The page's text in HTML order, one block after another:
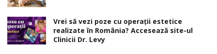
Vrei să vezi poze cu operații estetice
realizate în România? Accesează site-ul
Clinicii Dr. Levy